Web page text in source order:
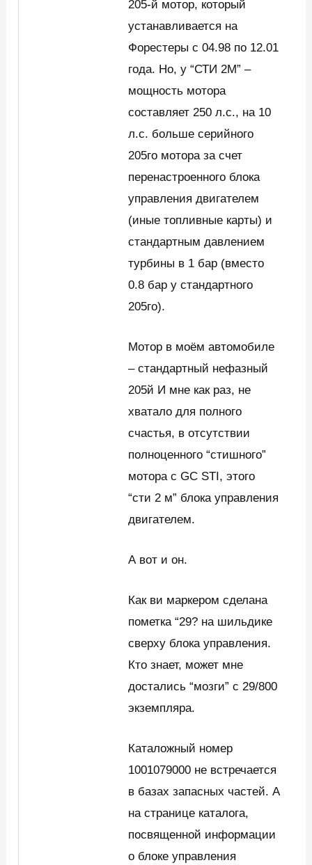
205-й мотор, который
устанавливается на
Форестеры с 04.98 по 12.01
года. Но, у “СТИ 2М” –
мощность мотора
составляет 250 л.с., на 10
л.с. больше серийного
205го мотора за счет
перенастроенного блока
управления двигателем
(иные топливные карты) и
стандартным давлением
турбины в 1 бар (вместо
0.8 бар у стандартного
205го).
Мотор в моём автомобиле
– стандартный нефазный
205й И мне как раз, не
хватало для полного
счастья, в отсутствии
полноценного “стишного”
мотора с GC STI, этого
“сти 2 м” блока управления
двигателем.
А вот и он.
Как ви маркером сделана
пометка “29? на шильдике
сверху блока управления.
Кто знает, может мне
достались “мозги” с 29/800
экземпляра.
Каталожный номер
1001079000 не встречается
в базах запасных частей. А
на странице каталога,
посвященной информации
о блоке управления